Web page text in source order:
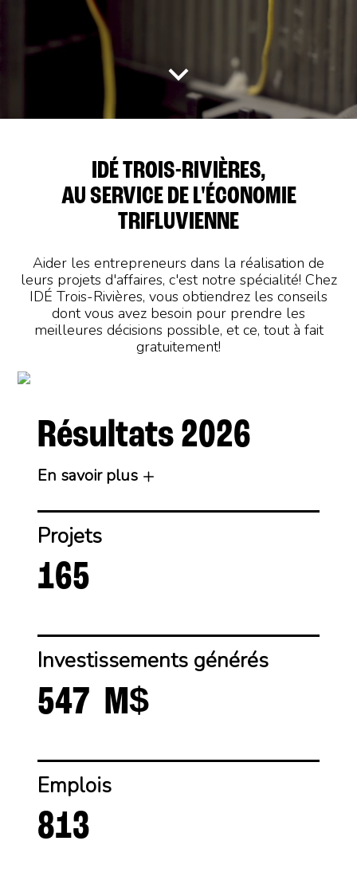
IDÉ TROIS-RIVIÈRES,
AU SERVICE DE L'ÉCONOMIE
TRIFLUVIENNE
Aider les entrepreneurs dans la réalisation de
leurs projets d'affaires, c'est notre spécialité! Chez
IDÉ Trois-Rivières, vous obtiendrez les conseils
dont vous avez besoin pour prendre les
meilleures décisions possible, et ce, tout à fait
gratuitement!
Résultats 2026
En savoir plus
Projets
165
Investissements générés
547 M$
Emplois
813